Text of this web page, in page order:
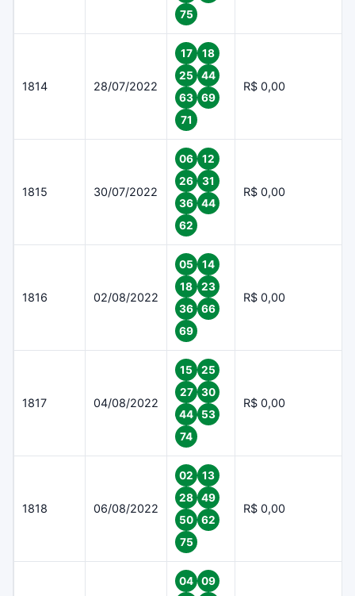
75
1814 28/07/2022
17
18
25
44
63
69
71
R$ 0,00
1815 30/07/2022
06
12
26
31
36
44
62
R$ 0,00
1816 02/08/2022
05
14
18
23
36
66
69
R$ 0,00
1817 04/08/2022
15
25
27
30
44
53
74
R$ 0,00
1818 06/08/2022
02
13
28
49
50
62
75
R$ 0,00
04
09